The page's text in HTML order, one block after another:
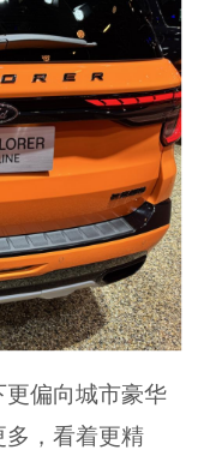
偏向城市豪华
多，看着更精